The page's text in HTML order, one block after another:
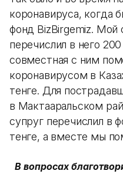
коронавируса, когда
фонд BizBirgemiz. Мой
перечислил в него
совместная с ним
коронавирусом в
тенге. Для
в Мактааральском
супруг перечислил в
тенге, а вместе мы
В вопросах